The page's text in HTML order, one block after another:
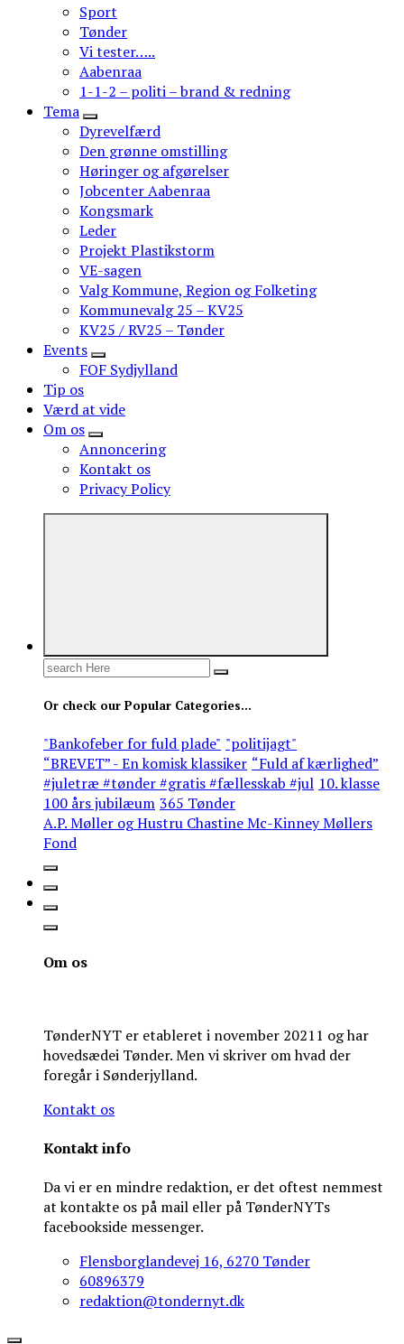
Sport
Tønder
Vi tester…..
Aabenraa
1-1-2 – politi – brand & redning
Tema
Dyrevelfærd
Den grønne omstilling
Høringer og afgørelser
Jobcenter Aabenraa
Kongsmark
Leder
Projekt Plastikstorm
VE-sagen
Valg Kommune, Region og Folketing
Kommunevalg 25 – KV25
KV25 / RV25 – Tønder
Events
FOF Sydjylland
Tip os
Værd at vide
Om os
Annoncering
Kontakt os
Privacy Policy
Search
Or check our Popular Categories...
"Bankofeber for fuld plade" "politijagt"
“BREVET” - En komisk klassiker “Fuld af kærlighed”
#juletræ #tønder #gratis #fællesskab #jul 10. klasse
100 års jubilæum 365 Tønder
A.P. Møller og Hustru Chastine Mc-Kinney Møllers
Fond
Om os
TønderNYT er etableret i november 20211 og har
hovedsædei Tønder. Men vi skriver om hvad der
foregår i Sønderjylland.
Kontakt os
Kontakt info
Da vi er en mindre redaktion, er det oftest nemmest
at kontakte os på mail eller på TønderNYTs
facebookside messenger.
Flensborglandevej 16, 6270 Tønder
60896379
redaktion@tondernyt.dk